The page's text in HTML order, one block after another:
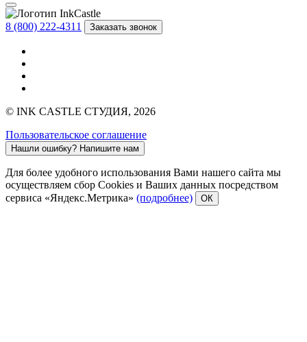
8 (800) 222-4311 Заказать звонок
© INK CASTLE СТУДИЯ, 2026
Пользовательское соглашение
Нашли ошибку? Напишите нам
Для более удобного использования Вами нашего сайта мы
осуществляем сбор Cookies и Ваших данных посредством
сервиса «Яндекс.Метрика» (подробнее) ОК